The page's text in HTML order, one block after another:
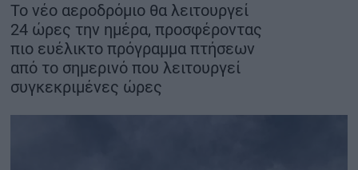
ΜΕΤΑΦΟΡΕΣ - ΗΛΕΚΤΡΟΚΙΝΗΣΗ
ΨΗΦΙΑΚΟΣ ΚΟΣΜΟΣ
ΟΙΚΟΝΟΜΙΑ - ΕΠΙΧΕΙΡΗΣΕΙΣ
Το νέο αεροδρόμιο θα λειτουργεί
24 ώρες την ημέρα, προσφέροντας
πιο ευέλικτο πρόγραμμα πτήσεων
από το σημερινό που λειτουργεί
συγκεκριμένες ώρες